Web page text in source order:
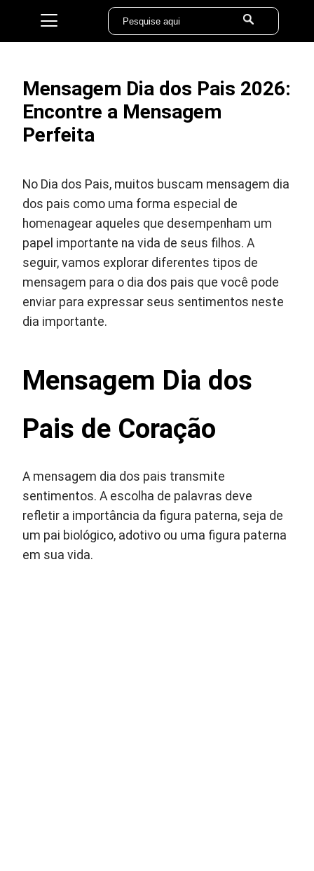
Mensagem Dia dos Pais 2026:
Encontre a Mensagem
Perfeita
No Dia dos Pais, muitos buscam mensagem dia
dos pais como uma forma especial de
homenagear aqueles que desempenham um
papel importante na vida de seus filhos. A
seguir, vamos explorar diferentes tipos de
mensagem para o dia dos pais que você pode
enviar para expressar seus sentimentos neste
dia importante.
Mensagem Dia dos
Pais de Coração
A mensagem dia dos pais transmite
sentimentos. A escolha de palavras deve
refletir a importância da figura paterna, seja de
um pai biológico, adotivo ou uma figura paterna
em sua vida.